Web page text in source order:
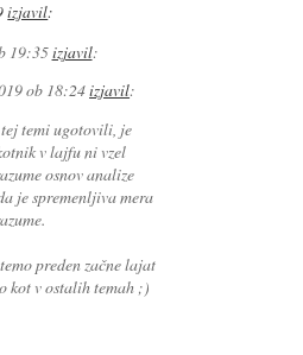
izjavil:
19:35izjavil:
ob 18:24izjavil:
tej temi ugotovili, je
v lajfu ni vzel
osnov analize
je spremenljiva mera
preden začne lajat
kot v ostalih temah ;)